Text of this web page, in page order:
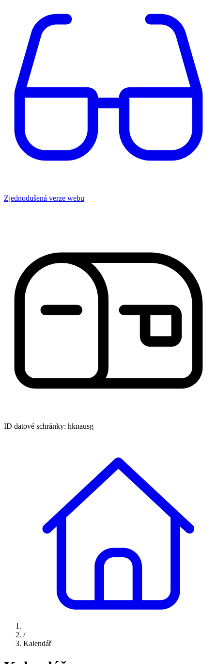
Zjednodušená verze webu
ID datové schránky: hknausg
/
Kalendář